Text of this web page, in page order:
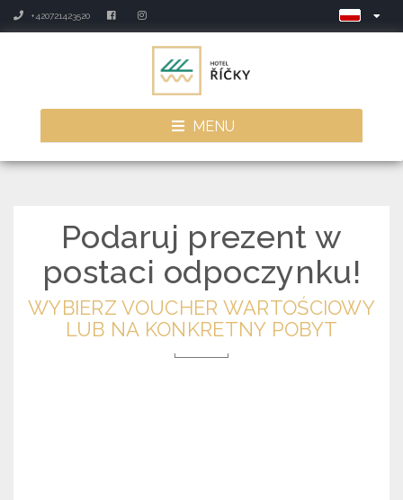
+420721423520
MENU
Podaruj prezent w
postaci odpoczynku!
WYBIERZ VOUCHER WARTOŚCIOWY
LUB NA KONKRETNY POBYT